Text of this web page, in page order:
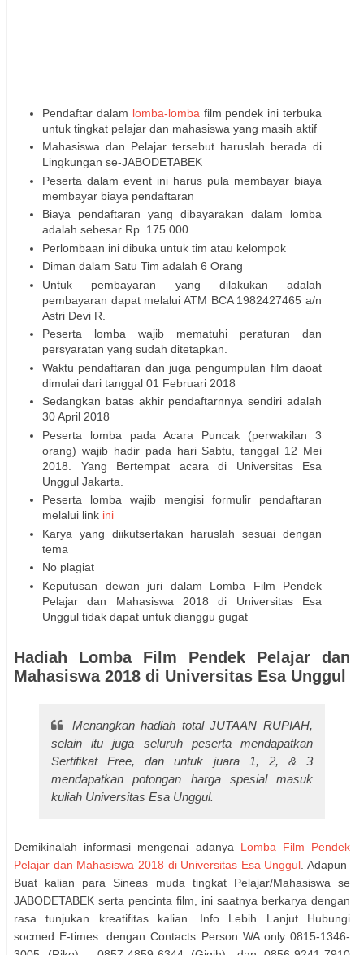
Pendaftar dalam lomba-lomba film pendek ini terbuka
untuk tingkat pelajar dan mahasiswa yang masih aktif
Mahasiswa dan Pelajar tersebut haruslah berada di
Lingkungan se-JABODETABEK
Peserta dalam event ini harus pula membayar biaya
membayar biaya pendaftaran
Biaya pendaftaran yang dibayarakan dalam lomba
adalah sebesar Rp. 175.000
Perlombaan ini dibuka untuk tim atau kelompok
Diman dalam Satu Tim adalah 6 Orang
Untuk pembayaran yang dilakukan adalah
pembayaran dapat melalui ATM BCA 1982427465 a/n
Astri Devi R.
Peserta lomba wajib mematuhi peraturan dan
persyaratan yang sudah ditetapkan.
Waktu pendaftaran dan juga pengumpulan film daoat
dimulai dari tanggal 01 Februari 2018
Sedangkan batas akhir pendaftarnnya sendiri adalah
30 April 2018
Peserta lomba pada Acara Puncak (perwakilan 3
orang) wajib hadir pada hari Sabtu, tanggal 12 Mei
2018. Yang Bertempat acara di Universitas Esa
Unggul Jakarta.
Peserta lomba wajib mengisi formulir pendaftaran
melalui link ini
Karya yang diikutsertakan haruslah sesuai dengan
tema
No plagiat
Keputusan dewan juri dalam Lomba Film Pendek
Pelajar dan Mahasiswa 2018 di Universitas Esa
Unggul tidak dapat untuk dianggu gugat
Hadiah Lomba Film Pendek Pelajar dan
Mahasiswa 2018 di Universitas Esa Unggul
Menangkan hadiah total JUTAAN RUPIAH,
selain itu juga seluruh peserta mendapatkan
Sertifikat Free, dan untuk juara 1, 2, & 3
mendapatkan potongan harga spesial masuk
kuliah Universitas Esa Unggul.
Demikinalah informasi mengenai adanya Lomba Film Pendek
Pelajar dan Mahasiswa 2018 di Universitas Esa Unggul . Adapun
Buat kalian para Sineas muda tingkat Pelajar/Mahasiswa se
JABODETABEK serta pencinta film, ini saatnya berkarya dengan
rasa tunjukan kreatifitas kalian. Info Lebih Lanjut Hubungi
socmed E-times. dengan Contacts Person WA only 0815-1346-